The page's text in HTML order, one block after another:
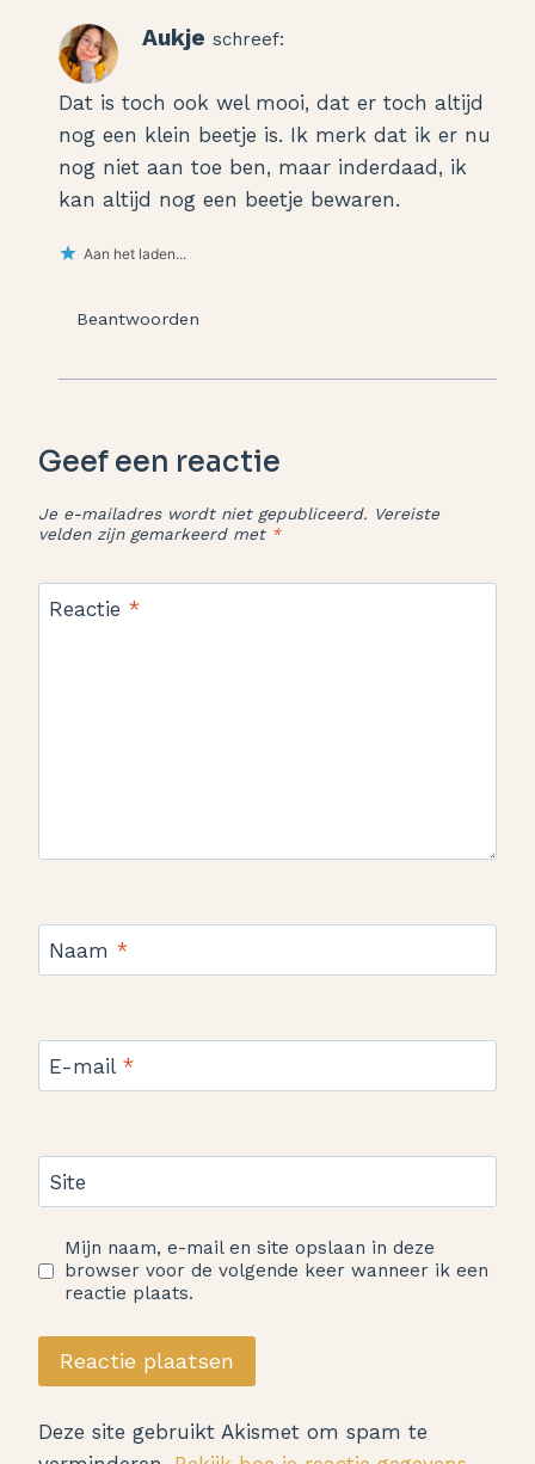
Aukje schreef:
Dat is toch ook wel mooi, dat er toch altijd
nog een klein beetje is. Ik merk dat ik er nu
nog niet aan toe ben, maar inderdaad, ik
kan altijd nog een beetje bewaren.
Aan het laden...
Beantwoorden
Geef een reactie
Je e-mailadres wordt niet gepubliceerd. Vereiste
velden zijn gemarkeerd met *
Reactie *
Naam *
E-mail *
Site
Mijn naam, e-mail en site opslaan in deze
browser voor de volgende keer wanneer ik een
reactie plaats.
Deze site gebruikt Akismet om spam te